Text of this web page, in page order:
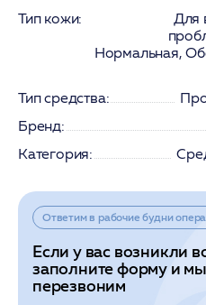
Тип кожи:
Для
Нормальная,
Тип средства:
Бренд:
Категория:
Ответим в рабочие будни
Если у вас возникли
заполните форму и мы
перезвоним